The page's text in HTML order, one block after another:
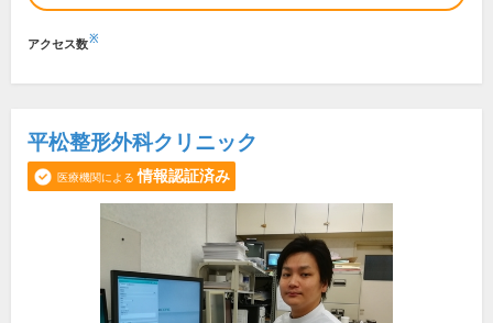
アクセス数※
平松整形外科クリニック
医療機関による 情報認証済み